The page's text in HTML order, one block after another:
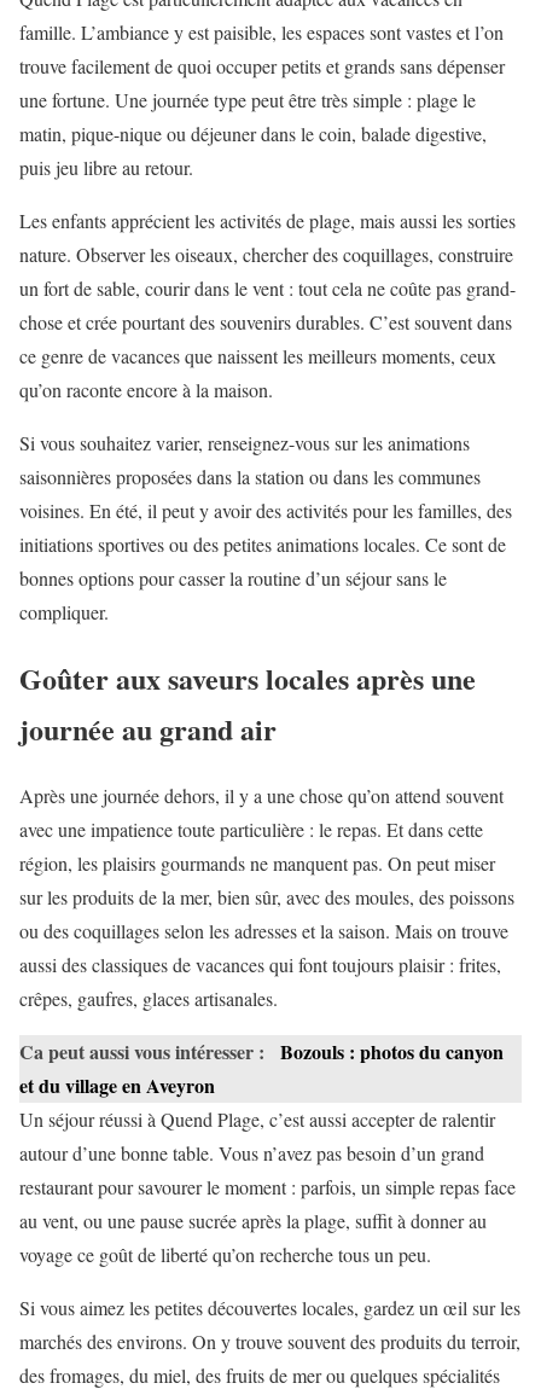
famille. L’ambiance y est paisible, les espaces sont vastes et l’on
trouve facilement de quoi occuper petits et grands sans dépenser
une fortune. Une journée type peut être très simple : plage le
matin, pique-nique ou déjeuner dans le coin, balade digestive,
puis jeu libre au retour.
Les enfants apprécient les activités de plage, mais aussi les sorties
nature. Observer les oiseaux, chercher des coquillages, construire
un fort de sable, courir dans le vent : tout cela ne coûte pas grand-
chose et crée pourtant des souvenirs durables. C’est souvent dans
ce genre de vacances que naissent les meilleurs moments, ceux
qu’on raconte encore à la maison.
Si vous souhaitez varier, renseignez-vous sur les animations
saisonnières proposées dans la station ou dans les communes
voisines. En été, il peut y avoir des activités pour les familles, des
initiations sportives ou des petites animations locales. Ce sont de
bonnes options pour casser la routine d’un séjour sans le
compliquer.
Goûter aux saveurs locales après une
journée au grand air
Après une journée dehors, il y a une chose qu’on attend souvent
avec une impatience toute particulière : le repas. Et dans cette
région, les plaisirs gourmands ne manquent pas. On peut miser
sur les produits de la mer, bien sûr, avec des moules, des poissons
ou des coquillages selon les adresses et la saison. Mais on trouve
aussi des classiques de vacances qui font toujours plaisir : frites,
crêpes, gaufres, glaces artisanales.
Ca peut aussi vous intéresser :
Bozouls : photos du canyon
et du village en Aveyron
Un séjour réussi à Quend Plage, c’est aussi accepter de ralentir
autour d’une bonne table. Vous n’avez pas besoin d’un grand
restaurant pour savourer le moment : parfois, un simple repas face
au vent, ou une pause sucrée après la plage, suffit à donner au
voyage ce goût de liberté qu’on recherche tous un peu.
Si vous aimez les petites découvertes locales, gardez un œil sur les
marchés des environs. On y trouve souvent des produits du terroir,
des fromages, du miel, des fruits de mer ou quelques spécialités